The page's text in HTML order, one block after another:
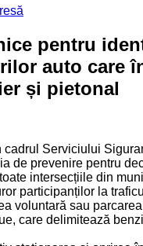
pentru
auto care
și pietonal
cadrul Serviciului
de prevenire pentru
intersecțiile din
participanților la
voluntară sau
care delimitează